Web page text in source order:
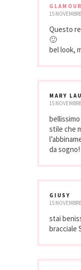
15
Questo
🙂
bel look,
MARY
15
stile che
da sogno!
GIUSY
15
stai
bracciale